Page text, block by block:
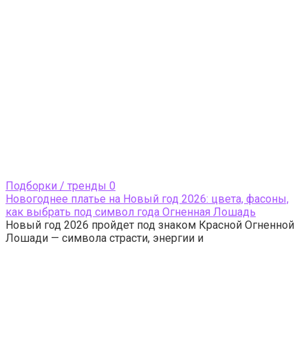
Подборки / тренды 0
Новогоднее платье на Новый год 2026: цвета, фасоны,
как выбрать под символ года Огненная Лошадь
Новый год 2026 пройдет под знаком Красной Огненной
Лошади — символа страсти, энергии и